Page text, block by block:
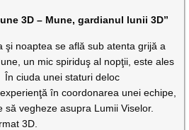
3D – Mune, gardianul lunii 3D”
şi noaptea se află sub atenta grijă a
un mic spiriduş al nopţii, este ales
ciuda unei staturi deloc
în coordonarea unei echipe,
vegheze asupra Lumii Viselor.
3D.